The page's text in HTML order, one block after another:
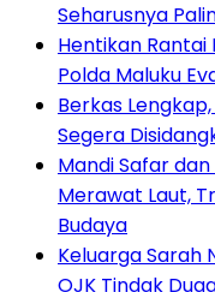
Seharusnya
Hentikan Rantai
Polda Maluku
Berkas
Segera
Mandi Safar dan
Merawat Laut,
Budaya
Keluarga Sarah
OJK Tindak